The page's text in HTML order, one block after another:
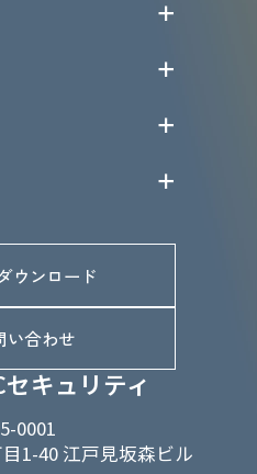
キュリティ
0001
1-40 江戸見坂森ビル
ン
ス一覧
アリティ
ー
ウンロード
い合わせ